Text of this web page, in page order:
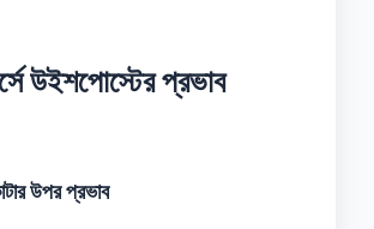
উইশপোস্টের প্রভাব
উপর প্রভাব